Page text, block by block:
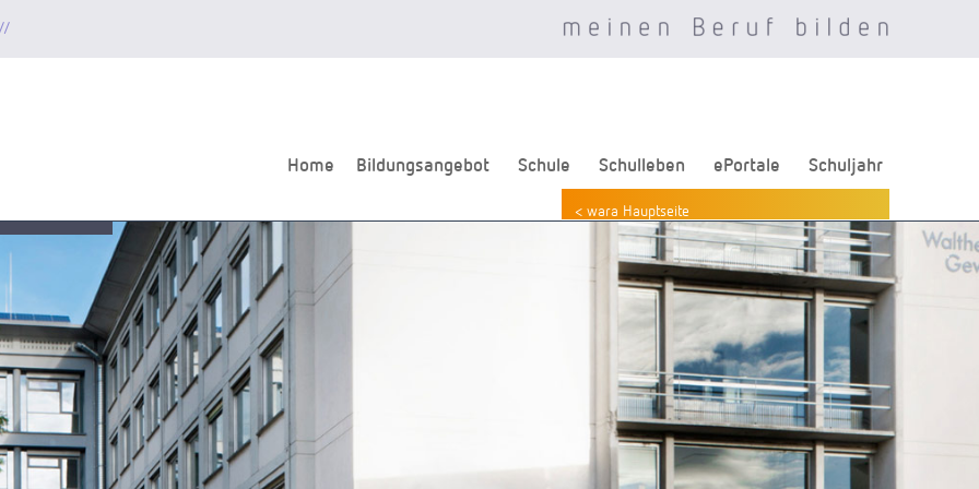
Home Bildungsangebot Schule Schulleben ePortale Schuljahr
< wara Hauptseite